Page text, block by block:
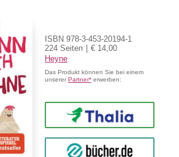
ISBN 978-3-453-20194-1
224 Seiten
€ 14,00
Heyne
Das Produkt können Sie bei einem
unserer Partner* erwerben:
Thalia
buecher.de